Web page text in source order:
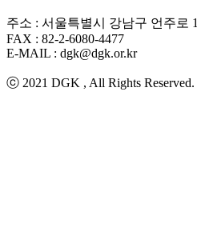
주소 : 서울특별시 강남구 언주로
FAX : 82-2-6080-4477
E-MAIL : dgk@dgk.or.kr
ⓒ 2021 DGK , All Rights Reserved.